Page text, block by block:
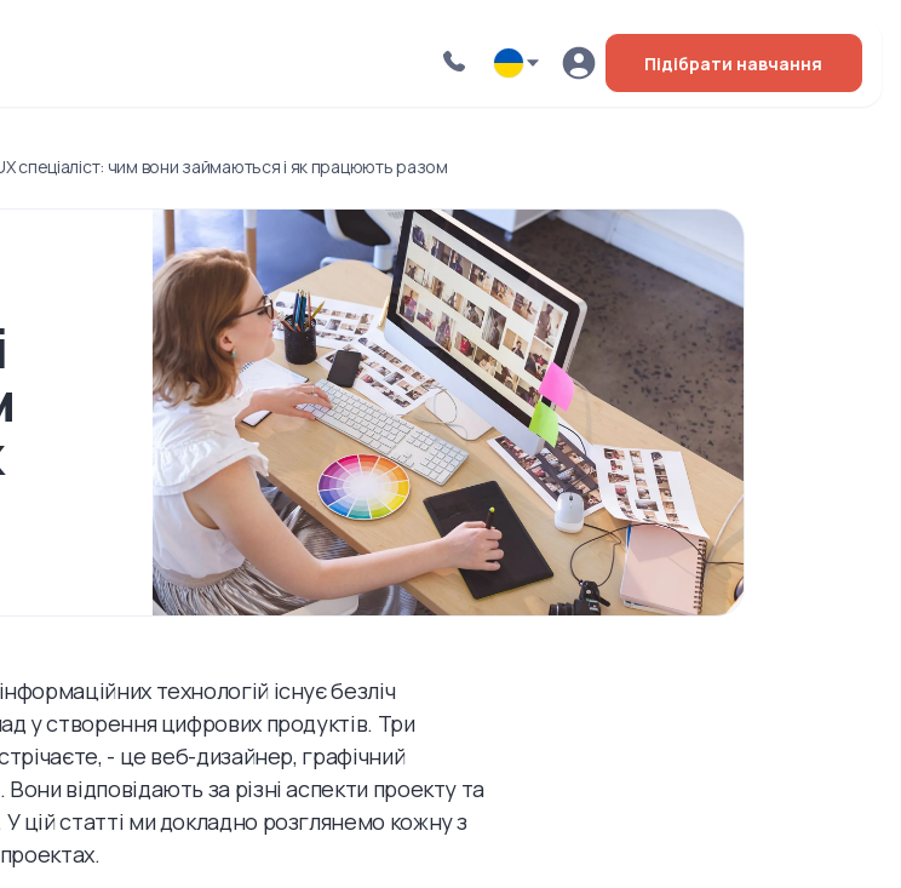
Підібрати навчання
спеціаліст: чим вони займаються і як працюють разом
технологій існує безліч
у створення цифрових продуктів. Три
- це веб-дизайнер, графічний
відповідають за різні аспекти проекту та
цій статті ми докладно розглянемо кожну з